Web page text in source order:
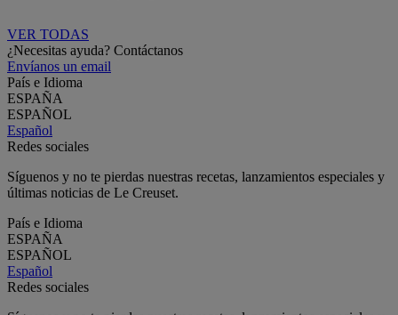
VER TODAS
¿Necesitas ayuda? Contáctanos
Envíanos un email
País e Idioma
ESPAÑA
ESPAÑOL
Español
Redes sociales
Síguenos y no te pierdas nuestras recetas, lanzamientos especiales y
últimas noticias de Le Creuset.
País e Idioma
ESPAÑA
ESPAÑOL
Español
Redes sociales